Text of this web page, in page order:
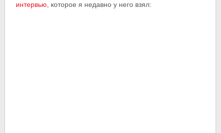
интервью , которое я недавно у него взял: